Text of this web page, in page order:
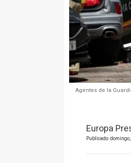
Agentes de la
Europa
Publicado: